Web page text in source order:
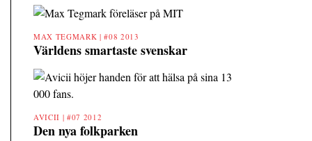
MAX TEGMARK |#08 2013
Världens smartaste svenskar
AVICII | #07 2012
Den nya folkparken